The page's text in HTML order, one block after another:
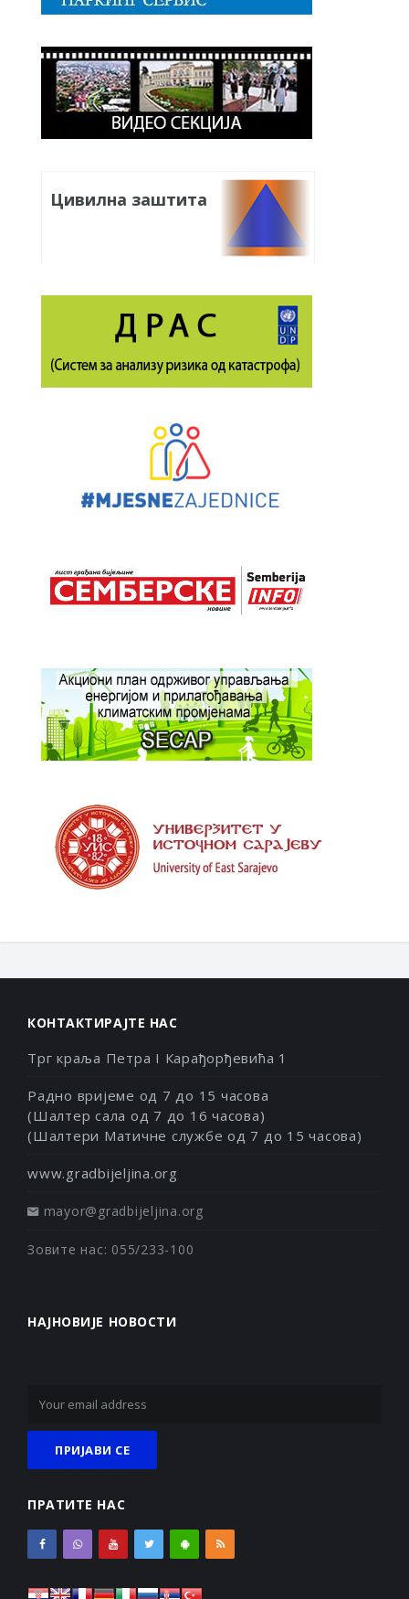
Цивилна заштита
КОНТАКТИРАЈТЕ НАС
Трг краља Петра I Карађорђевића 1
Радно вријеме од 7 до 15 часова
(Шалтер сала од 7 до 16 часова)
(Шалтери Матичне службе од 7 до 15 часова)
www.gradbijeljina.org
mayor@gradbijeljina.org
Зовите нас: 055/233-100
НАЈНОВИЈЕ НОВОСТИ
ПРАТИТЕ НАС